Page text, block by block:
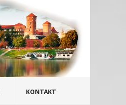
KONTAKT